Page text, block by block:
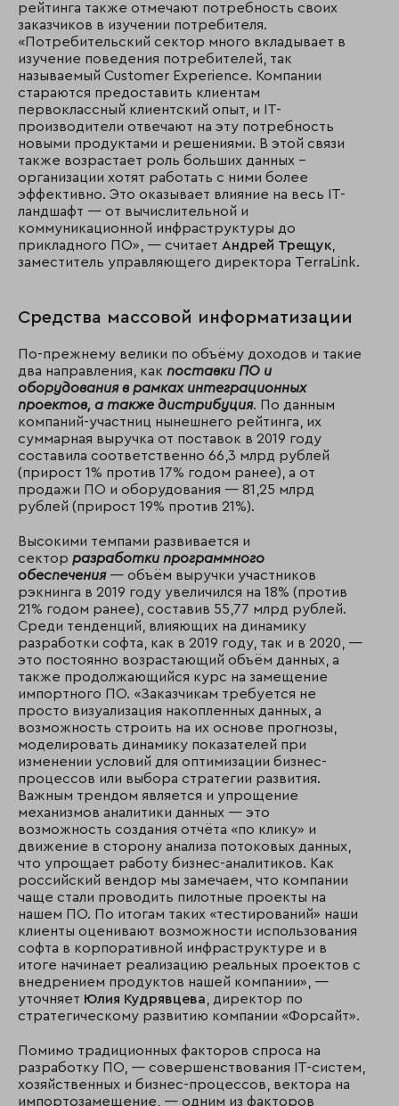
рейтинга также отмечают потребность своих
заказчиков в изучении потребителя.
«Потребительский сектор много вкладывает в
изучение поведения потребителей, так
называемый Customer Experience. Компании
стараются предоставить клиентам
первоклассный клиентский опыт, и IT-
производители отвечают на эту потребность
новыми продуктами и решениями. В этой связи
также возрастает роль больших данных –
организации хотят работать с ними более
эффективно. Это оказывает влияние на весь IT-
ландшафт — от вычислительной и
коммуникационной инфраструктуры до
прикладного ПО», — считает Андрей Трещук
заместитель управляющего директора TerraLink.
Средства массовой информатизации
По-прежнему велики по объёму доходов и такие
два направления, как поставки ПО и
оборудования в рамках интеграционных
проектов, а также дистрибуция. По данным
компаний-участниц нынешнего рейтинга, их
суммарная выручка от поставок в 2019 году
составила соответственно 66,3 млрд рублей
(прирост 1% против 17% годом ранее), а от
продажи ПО и оборудования — 81,25 млрд
рублей (прирост 19% против 21%).
Высокими темпами развивается и
сектор разработки программного
обеспечения— объём выручки участников
рэкнинга в 2019 году увеличился на 18% (против
21% годом ранее), составив 55,77 млрд рублей.
Среди тенденций, влияющих на динамику
разработки софта, как в 2019 году, так и в 2020, —
это постоянно возрастающий объём данных, а
также продолжающийся курс на замещение
импортного ПО. «Заказчикам требуется не
просто визуализация накопленных данных, а
возможность строить на их основе прогнозы,
моделировать динамику показателей при
изменении условий для оптимизации бизнес-
процессов или выбора стратегии развития.
Важным трендом является и упрощение
механизмов аналитики данных — это
возможность создания отчёта «по клику» и
движение в сторону анализа потоковых данных,
что упрощает работу бизнес-аналитиков. Как
российский вендор мы замечаем, что компании
чаще стали проводить пилотные проекты на
нашем ПО. По итогам таких «тестирований» наши
клиенты оценивают возможности использования
софта в корпоративной инфраструктуре и в
итоге начинает реализацию реальных проектов с
внедрением продуктов нашей компании», —
уточняет Юлия Кудрявцева , директор по
стратегическому развитию компании «Форсайт».
Помимо традиционных факторов спроса на
разработку ПО, — совершенствования IT-систем,
хозяйственных и бизнес-процессов, вектора на
импортозамещение, — одним из факторов